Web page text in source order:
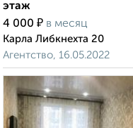
этаж
4 000 ₽ в месяц
Карла Либкнехта 20
Агентство, 16.05.2022